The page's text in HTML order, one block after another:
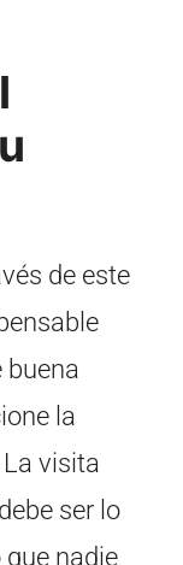
de este
buena
la
visita
ser lo
nadie